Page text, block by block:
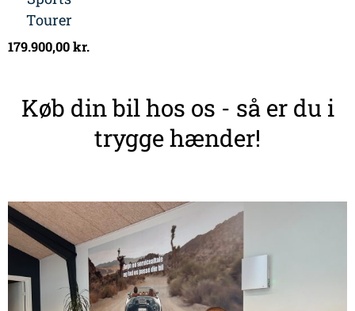
Tourer
179.900,00kr.
Køb din bil hos os - så er du i
trygge hænder!